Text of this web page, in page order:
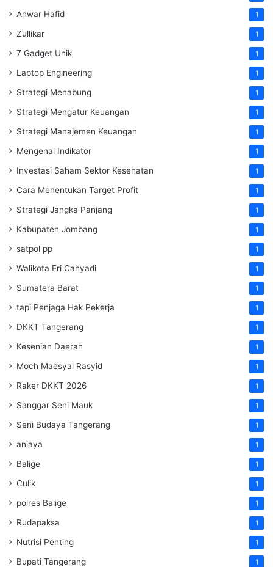
Anwar Hafid 1
Zullikar 1
7 Gadget Unik 1
Laptop Engineering 1
Strategi Menabung 1
Strategi Mengatur Keuangan 1
Strategi Manajemen Keuangan 1
Mengenal Indikator 1
Investasi Saham Sektor Kesehatan 1
Cara Menentukan Target Profit 1
Strategi Jangka Panjang 1
Kabupaten Jombang 1
satpol pp 1
Walikota Eri Cahyadi 1
Sumatera Barat 1
tapi Penjaga Hak Pekerja 1
DKKT Tangerang 1
Kesenian Daerah 1
Moch Maesyal Rasyid 1
Raker DKKT 2026 1
Sanggar Seni Mauk 1
Seni Budaya Tangerang 1
aniaya 1
Balige 1
Culik 1
polres Balige 1
Rudapaksa 1
Nutrisi Penting 1
Bupati Tangerang 1